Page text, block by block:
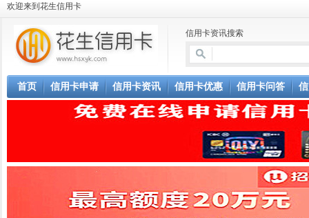
欢迎来到花生信用卡
信用卡资讯搜索
首页 信用卡申请 信用卡资讯 信用卡优惠 信用卡问答